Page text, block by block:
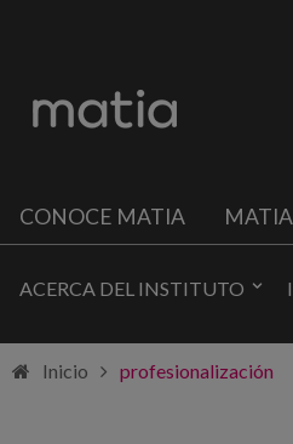
CONOCE MATIA
ACERCA DEL INSTITUTO
Inicio profesionalización